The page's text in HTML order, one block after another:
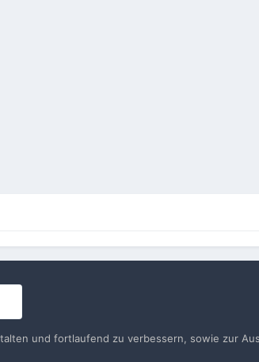
und fortlaufend zu verbessern, sowie zur